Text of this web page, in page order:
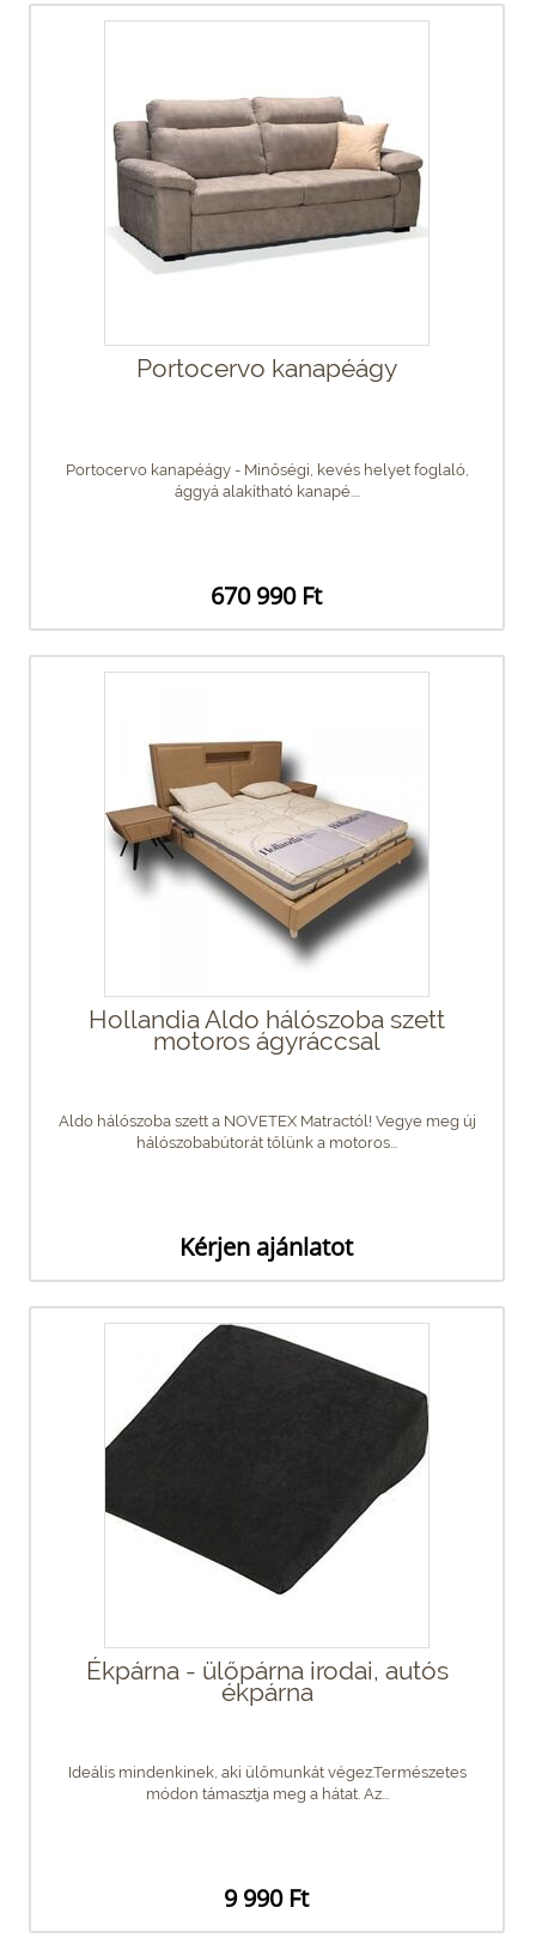
Portocervo kanapéágy
Portocervo kanapéágy - Minőségi, kevés helyet foglaló,
ággyá alakítható kanapé....
670 990 Ft
Hollandia Aldo hálószoba szett
motoros ágyráccsal
Aldo hálószoba szett a NOVETEX Matractól! Vegye meg új
hálószobabútorát tőlünk a motoros...
Kérjen ajánlatot
Ékpárna - ülőpárna irodai, autós
ékpárna
Ideális mindenkinek, aki ülőmunkát végez.Természetes
módon támasztja meg a hátat. Az...
9 990 Ft